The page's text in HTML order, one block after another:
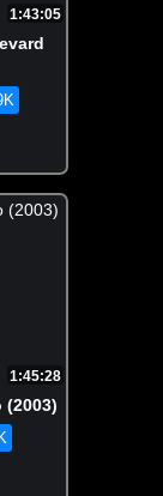
1:43:05
1:45:28
(2003)